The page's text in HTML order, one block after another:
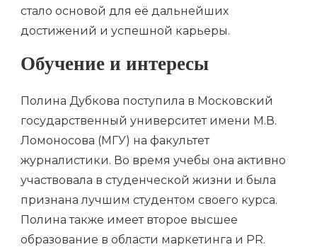
стало основой для её дальнейших
достижений и успешной карьеры.
Обучение и интересы
Полина Дубкова поступила в Московский
государственный университет имени М.В.
Ломоносова (МГУ) на факультет
журналистики. Во время учебы она активно
участвовала в студенческой жизни и была
признана лучшим студентом своего курса.
Полина также имеет второе высшее
образование в области маркетинга и PR.